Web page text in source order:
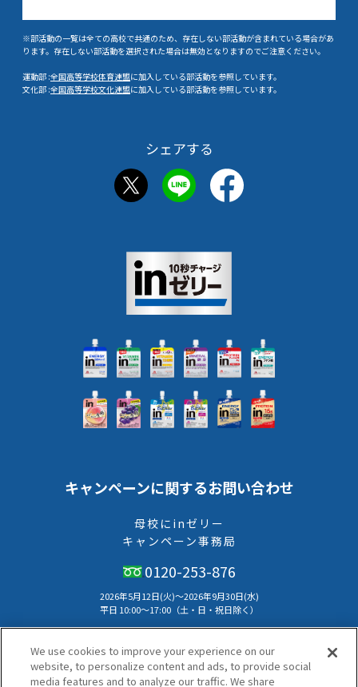
※部活動の一覧は全ての高校で共通のため、存在しない部活動が含まれている場合があ
ります。存在しない部活動を選択された場合は無効となりますのでご注意ください。
運動部 :全国高等学校体育連盟に加入している部活動を参照しています。
文化部 :全国高等学校文化連盟に加入している部活動を参照しています。
シェアする
キャンペーンに関するお問い合わせ
母校にinゼリー
キャンペーン事務局
0120-253-876
2026年5月12日(火)～2026年9月30日(水)
平⽇ 10:00〜17:00（⼟・⽇・祝⽇除く）
本キャンペーンのお問い合わせはメールでは受付けておりません。
キャンペーン事務局へお電話にてお問い合わせください。
We use cookies to improve your experience on our
website, to personalize content and ads, to provide social
media features and to analyze our traffic. We share